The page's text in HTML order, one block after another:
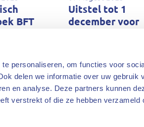
personaliseren, om functies voor
delen we informatie over uw gebruik
en analyse. Deze partners kunnen
verstrekt of die ze hebben verzameld
BFT
Uitstel tot 1
december voor
5 6 9